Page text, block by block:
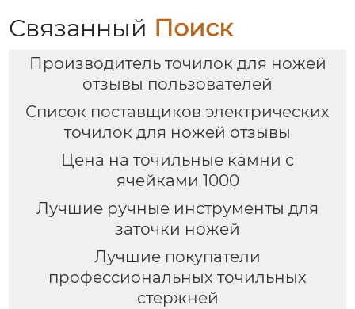
Связанный Поиск
Производитель точилок для ножей
отзывы пользователей
Список поставщиков электрических
точилок для ножей отзывы
Цена на точильные камни с
ячейками 1000
Лучшие ручные инструменты для
заточки ножей
Лучшие покупатели
профессиональных точильных
стержней